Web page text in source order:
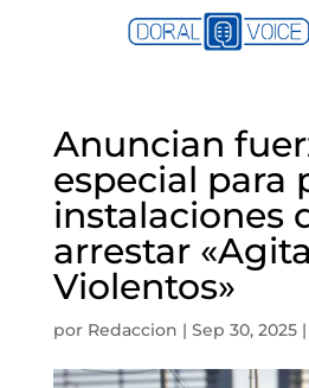
Anuncian
especial para
instalaciones
arrestar
Violentos»
por Redaccion | Sep 30, 2025|